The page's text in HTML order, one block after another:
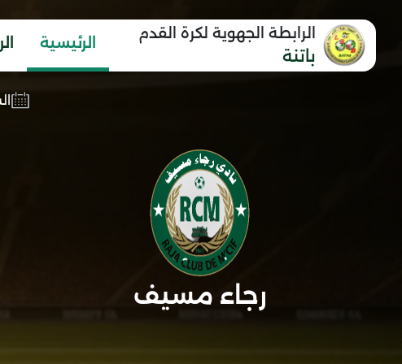
الرابطة الجهوية لكرة القدم
باتنة
الرئيسية
رجاء مسيف